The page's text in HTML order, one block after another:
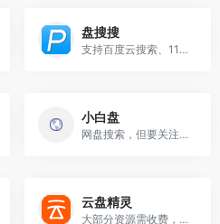
盘搜搜
支持百度云搜索、115网盘、36...
小白盘
网盘搜索，但要关注公众号才...
云盘精灵
大部分资源需收费，收费价格4元100豆，大部分资源需云豆2个左右，资源失效可以退豆，搜索结果质量较高.